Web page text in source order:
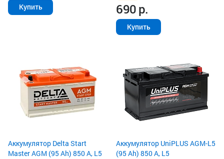
Купить 690р.
Купить
Аккумулятор Delta Start
Master AGM (95 Ah) 850 А, L5
Аккумулятор UniPLUS AGM-L5
(95 Ah) 850 А, L5